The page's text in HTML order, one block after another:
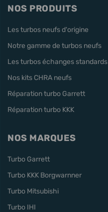
NOS PRODUITS
Les turbos neufs d'origine
Notre gamme de turbos neufs
Les turbos échanges standards
Nos kits CHRA neufs
Réparation turbo Garrett
Réparation turbo KKK
NOS MARQUES
Turbo Garrett
Turbo KKK Borgwarnner
Turbo Mitsubishi
Turbo IHI